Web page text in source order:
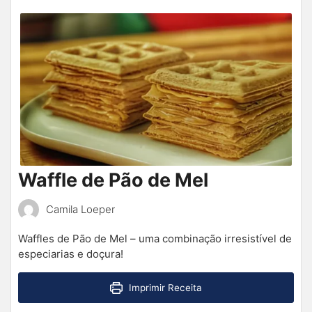
Waffle de Pão de Mel
Camila Loeper
Waffles de Pão de Mel – uma combinação irresistível de
especiarias e doçura!
Imprimir Receita